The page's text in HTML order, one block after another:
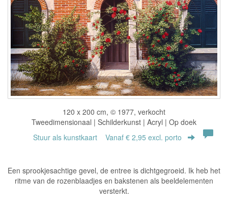
120 x 200 cm, © 1977, verkocht
Tweedimensionaal | Schilderkunst | Acryl | Op doek
Stuur als kunstkaart Vanaf € 2,95 excl. porto
Een sprookjesachtige gevel, de entree is dichtgegroeid. Ik heb het
ritme van de rozenblaadjes en bakstenen als beeldelementen
versterkt.